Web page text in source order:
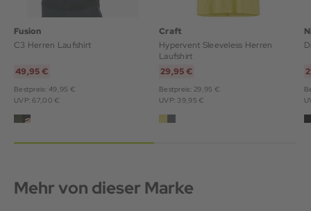
Fusion
C3 Herren Laufshirt
49,95 €
Bestpreis: 49,95 €
UVP: 67,00 €
Craft
Hypervent Sleeveless Herren
Laufshirt
29,95 €
Bestpreis: 29,95 €
UVP: 39,95 €
Mehr von dieser Marke